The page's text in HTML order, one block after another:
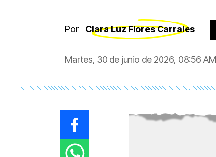
Por Clara Luz Flores Carrales
Martes, 30 de junio de 2026, 08:56 AM